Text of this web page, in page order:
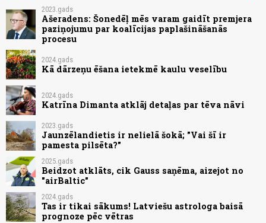
2023.gads
Ašeradens: Šonedēļ mēs varam gaidīt premjera
paziņojumu par koalīcijas paplašināšanās
procesu
2024.gads
Kā dārzeņu ēšana ietekmē kaulu veselību
2024.gads
Katrīna Dimanta atklāj detaļas par tēva nāvi
2023.gads
Jaunzēlandietis ir nelielā šokā; "Vai šī ir
pamesta pilsēta?"
2025.gads
Beidzot atklāts, cik Gauss saņēma, aizejot no
"airBaltic"
2024.gads
Tas ir tikai sākums! Latviešu astrologa baisā
prognoze pēc vētras